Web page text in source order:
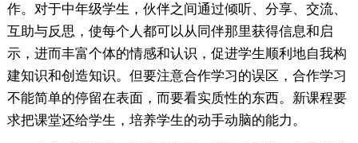
作。对于中年级学生，伙伴之间通过倾听、分享、交流、
互助与反思，使每个人都可以从同伴那里获得信息和启
示，进而丰富个体的情感和认识，促进学生顺利地自我构
建知识和创造知识。但要注意合作学习的误区，合作学习
不能简单的停留在表面，而要看实质性的东西。新课程要
求把课堂还给学生，培养学生的动手动脑的能力。